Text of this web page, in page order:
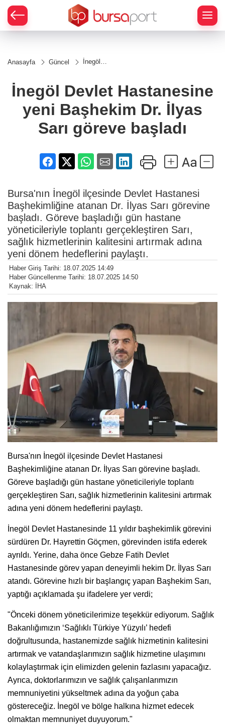
Anasayfa Güncel
İnegöl
Başhekim
Sarı göreve
başladı
İnegöl Devlet Hastanesine
yeni Başhekim Dr. İlyas
Sarı göreve başladı
Bursa'nın İnegöl ilçesinde Devlet Hastanesi
Başhekimliğine atanan Dr. İlyas Sarı görevine
başladı. Göreve başladığı gün hastane
yöneticileriyle toplantı gerçekleştiren Sarı,
sağlık hizmetlerinin kalitesini artırmak adına
yeni dönem hedeflerini paylaştı.
Haber Giriş Tarihi: 18.07.2025 14:49
Haber Güncellenme Tarihi: 18.07.2025 14:50
Kaynak: İHA
Bursa'nın İnegöl ilçesinde Devlet Hastanesi
Başhekimliğine atanan Dr. İlyas Sarı görevine başladı.
Göreve başladığı gün hastane yöneticileriyle toplantı
gerçekleştiren Sarı, sağlık hizmetlerinin kalitesini artırmak
adına yeni dönem hedeflerini paylaştı.
İnegöl Devlet Hastanesinde 11 yıldır başhekimlik görevini
sürdüren Dr. Hayrettin Göçmen, görevinden istifa ederek
ayrıldı. Yerine, daha önce Gebze Fatih Devlet
Hastanesinde görev yapan deneyimli hekim Dr. İlyas Sarı
atandı. Görevine hızlı bir başlangıç yapan Başhekim Sarı,
yaptığı açıklamada şu ifadelere yer verdi;
"Önceki dönem yöneticilerimize teşekkür ediyorum. Sağlık
Bakanlığımızın ‘Sağlıklı Türkiye Yüzyılı’ hedefi
doğrultusunda, hastanemizde sağlık hizmetinin kalitesini
artırmak ve vatandaşlarımızın sağlık hizmetine ulaşımını
kolaylaştırmak için elimizden gelenin fazlasını yapacağız.
Ayrıca, doktorlarımızın ve sağlık çalışanlarımızın
memnuniyetini yükseltmek adına da yoğun çaba
göstereceğiz. İnegöl ve bölge halkına hizmet edecek
olmaktan memnuniyet duyuyorum."